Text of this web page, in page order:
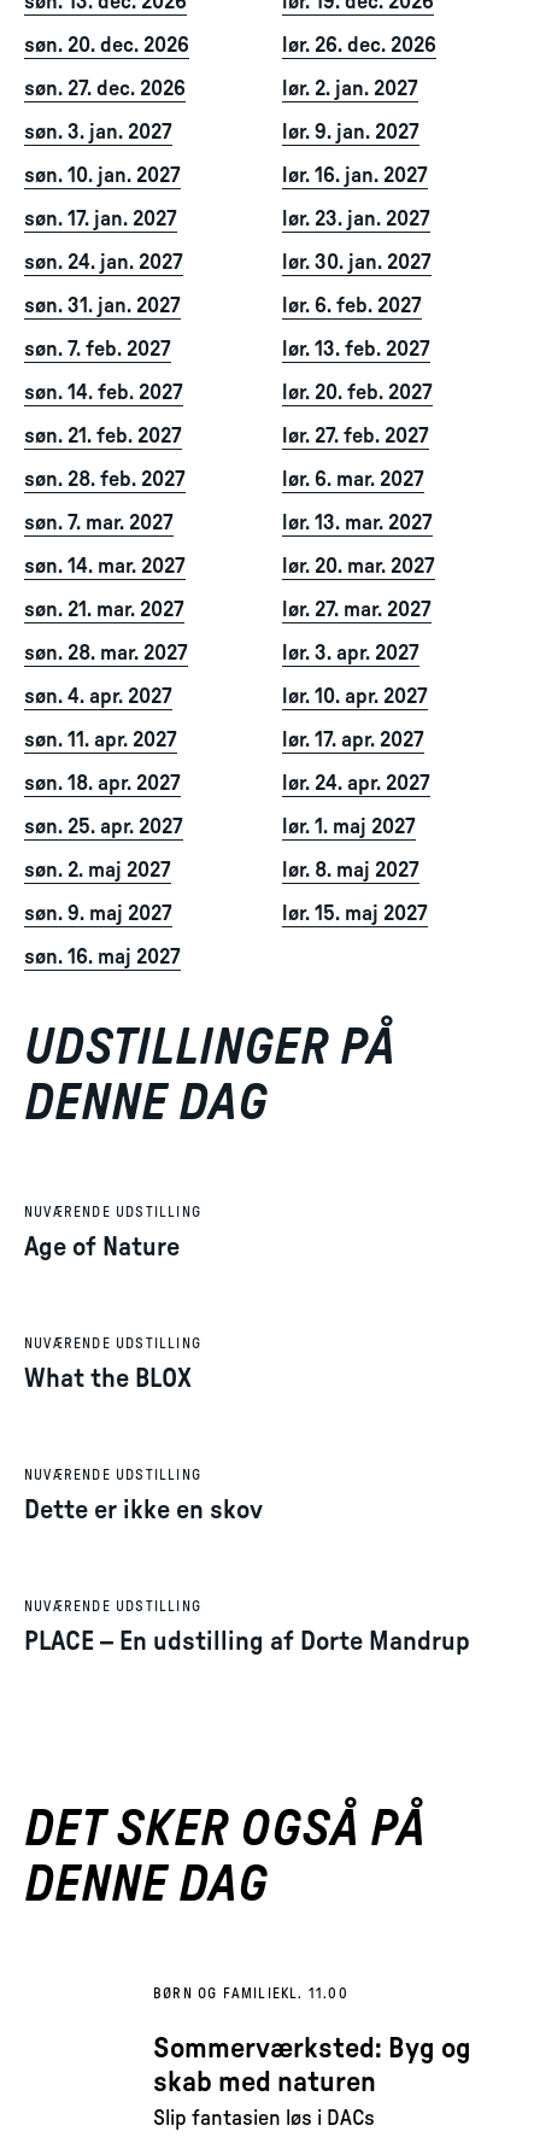
søn. 20. dec. 2026
lør. 26. dec. 2026
søn. 27. dec. 2026
lør. 2. jan. 2027
søn. 3. jan. 2027
lør. 9. jan. 2027
søn. 10. jan. 2027
lør. 16. jan. 2027
søn. 17. jan. 2027
lør. 23. jan. 2027
søn. 24. jan. 2027
lør. 30. jan. 2027
søn. 31. jan. 2027
lør. 6. feb. 2027
søn. 7. feb. 2027
lør. 13. feb. 2027
søn. 14. feb. 2027
lør. 20. feb. 2027
søn. 21. feb. 2027
lør. 27. feb. 2027
søn. 28. feb. 2027
lør. 6. mar. 2027
søn. 7. mar. 2027
lør. 13. mar. 2027
søn. 14. mar. 2027
lør. 20. mar. 2027
søn. 21. mar. 2027
lør. 27. mar. 2027
søn. 28. mar. 2027
lør. 3. apr. 2027
søn. 4. apr. 2027
lør. 10. apr. 2027
søn. 11. apr. 2027
lør. 17. apr. 2027
søn. 18. apr. 2027
lør. 24. apr. 2027
søn. 25. apr. 2027
lør. 1. maj 2027
søn. 2. maj 2027
lør. 8. maj 2027
søn. 9. maj 2027
lør. 15. maj 2027
søn. 16. maj 2027
UDSTILLINGER PÅ
DENNE DAG
NUVÆRENDE UDSTILLING
Age of Nature
NUVÆRENDE UDSTILLING
What the BLOX
NUVÆRENDE UDSTILLING
Dette er ikke en skov
NUVÆRENDE UDSTILLING
PLACE – En udstilling af Dorte Mandrup
DET SKER OGSÅ PÅ
DENNE DAG
BØRN OG FAMILIE KL. 11.00
Sommerværksted: Byg og
skab med naturen
Slip fantasien løs i DACs